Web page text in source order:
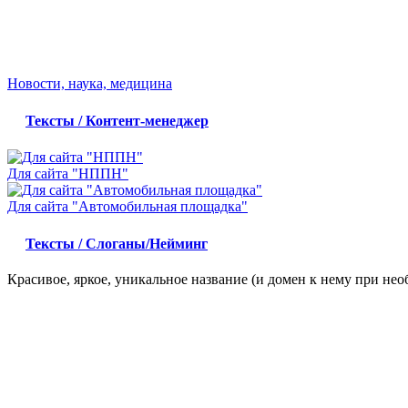
Новости, наука, медицина
Тексты / Контент-менеджер
Для сайта "НППН"
Для сайта "Автомобильная площадка"
Тексты / Слоганы/Нейминг
Красивое, яркое, уникальное название (и домен к нему при